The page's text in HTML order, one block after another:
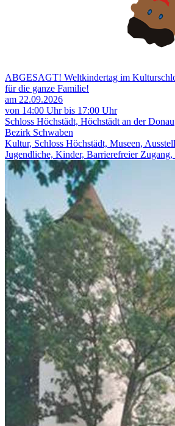
ABGESAGT! Weltkindertag im
für die ganze Familie!
am 22.09.2026
von 14:00 Uhr bis 17:00 Uhr
Schloss Höchstädt, Höchstädt an der Donau
Bezirk Schwaben
Kultur, Schloss Höchstädt, Museen,
Jugendliche, Kinder, Barrierefreier